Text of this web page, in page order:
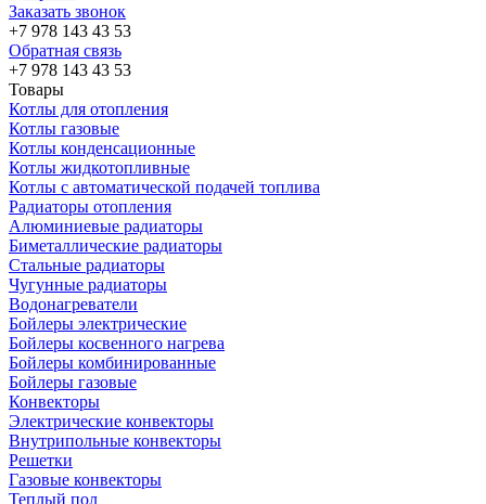
Заказать звонок
+7 978 143 43 53
Обратная связь
+7 978 143 43 53
Товары
Котлы для отопления
Котлы газовые
Котлы конденсационные
Котлы жидкотопливные
Котлы с автоматической подачей топлива
Радиаторы отопления
Алюминиевые радиаторы
Биметаллические радиаторы
Стальные радиаторы
Чугунные радиаторы
Водонагреватели
Бойлеры электрические
Бойлеры косвенного нагрева
Бойлеры комбинированные
Бойлеры газовые
Конвекторы
Электрические конвекторы
Внутрипольные конвекторы
Решетки
Газовые конвекторы
Теплый пол